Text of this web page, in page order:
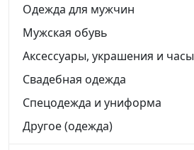
Одежда для мужчин
Мужская обувь
Аксессуары, украшения и часы
Свадебная одежда
Спецодежда и униформа
Другое (одежда)